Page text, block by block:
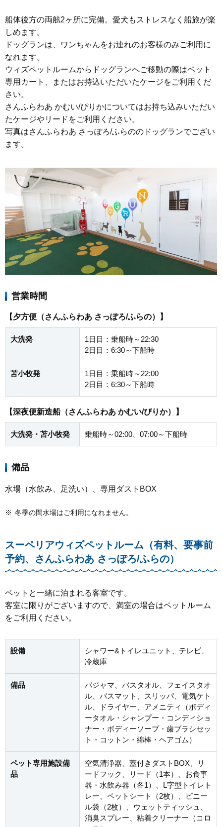
船体後方の両舷2ヶ所に完備。愛犬もストレスなく船旅が楽
しめます。
ドッグランは、ワンちゃんをお連れのお客様のみご利用に
なれます。
ウィズペットルームからドッグランへご移動の際はペット
専用カート、またはお持込いただいたケージをご利用くだ
さい。
さんふらわあ かむい/ぴりかについてはお持ち込みいただい
たケージやリードをご利用ください。
写真はさんふらわあ さっぽろ/ふらののドッグランでござい
ます。
営業時間
【夕方便（さんふらわあ さっぽろ/ふらの）】
大洗発
1日目：乗船時～22:30
2日目：6:30～下船時
苫小牧発
1日目：乗船時～22:00
2日目：6:30～下船時
【深夜便新造船（さんふらわあ かむい/ぴりか）】
大洗発・苫小牧発 乗船時～02:00、07:00～下船時
備品
水場（水飲み、足洗い）、専用ダストBOX
※ 冬季の間水場はご利用になれません。
スーペリアウィズペットルーム（有料、要事前
予約、さんふらわあ さっぽろ/ふらの）
ペットと一緒に泊まれる客室です。
客室に限りがございますので、満室の場合はペットルーム
をご利用ください。
設備
シャワー&トイレユニット、テレビ、
冷蔵庫
備品
パジャマ、バスタオル、フェイスタオ
ル、バスマット、スリッパ、電気ケト
ル、ドライヤー、アメニティ（ボディ
ータオル・シャンプー・コンディショ
ナー・ボディーソープ・歯ブラシセッ
ト・コットン・綿棒・ヘアゴム）
ペット専用施設備
品
空気清浄器、蓋付きダストBOX、リ
ードフック、リード（1本）、お食事
器・水飲み器（各1）、L字型トイレト
レー、ペットシート（2枚）、ビニー
ル袋（2枚）、ウェットティッシュ、
消臭スプレー、粘着クリーナー（コロ